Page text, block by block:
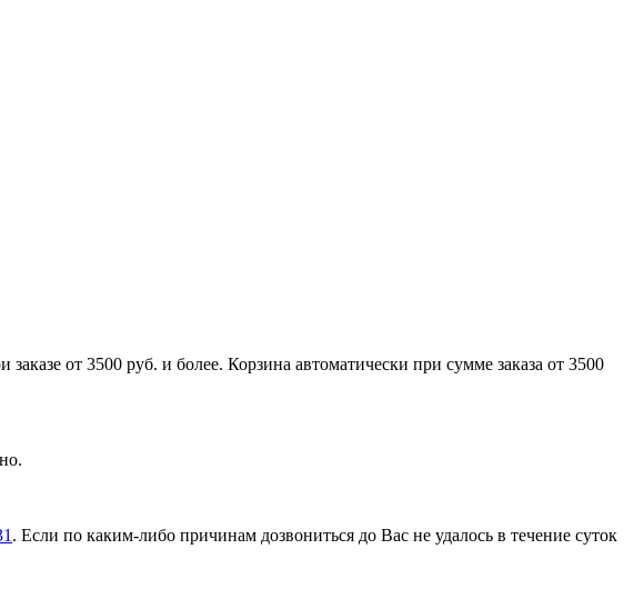
от 3500 руб. и более. Корзина автоматически при сумме заказа от 3500
. Если по каким-либо причинам дозвониться до Вас не удалось в течение суток